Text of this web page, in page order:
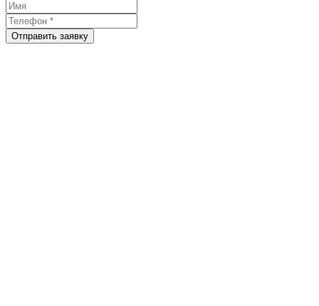
Отправить заявку